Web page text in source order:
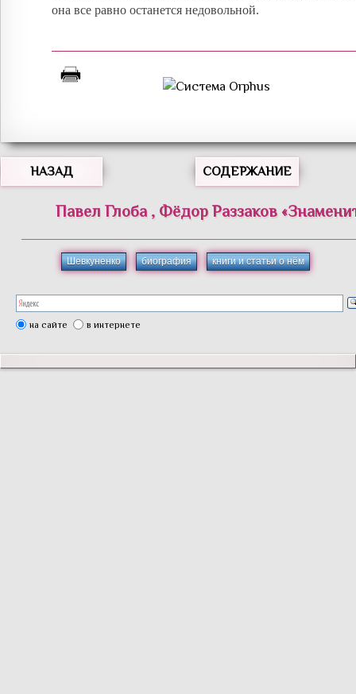
она все равно останется недовольной.
НАЗАД СОДЕРЖАНИЕ
Павел Глоба , Фёдор Раззаков«
Шевкуненко биография книги и статьи о нём
на сайте в интернете